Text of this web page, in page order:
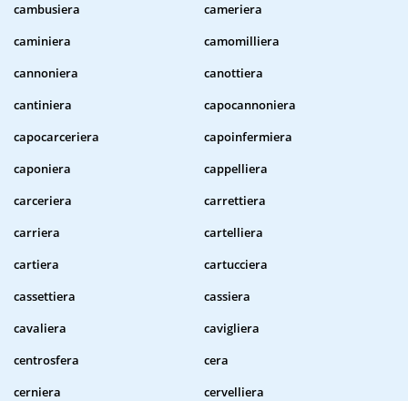
cambusiera
cameriera
caminiera
camomilliera
cannoniera
canottiera
cantiniera
capocannoniera
capocarceriera
capoinfermiera
caponiera
cappelliera
carceriera
carrettiera
carriera
cartelliera
cartiera
cartucciera
cassettiera
cassiera
cavaliera
cavigliera
centrosfera
cera
cerniera
cervelliera